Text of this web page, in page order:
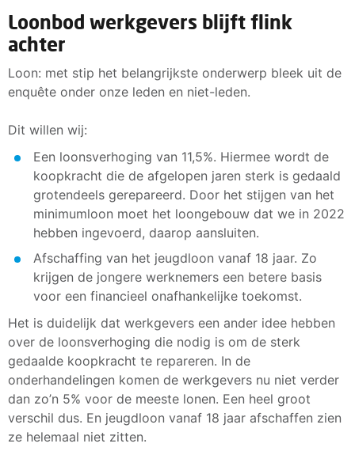
Loonbod werkgevers blijft flink
achter
Loon: met stip het belangrijkste onderwerp bleek uit de
enquête onder onze leden en niet-leden.
Dit willen wij:
Een loonsverhoging van 11,5%. Hiermee wordt de
koopkracht die de afgelopen jaren sterk is gedaald
grotendeels gerepareerd. Door het stijgen van het
minimumloon moet het loongebouw dat we in 2022
hebben ingevoerd, daarop aansluiten.
Afschaffing van het jeugdloon vanaf 18 jaar. Zo
krijgen de jongere werknemers een betere basis
voor een financieel onafhankelijke toekomst.
Het is duidelijk dat werkgevers een ander idee hebben
over de loonsverhoging die nodig is om de sterk
gedaalde koopkracht te repareren. In de
onderhandelingen komen de werkgevers nu niet verder
dan zo’n 5% voor de meeste lonen. Een heel groot
verschil dus. En jeugdloon vanaf 18 jaar afschaffen zien
ze helemaal niet zitten.